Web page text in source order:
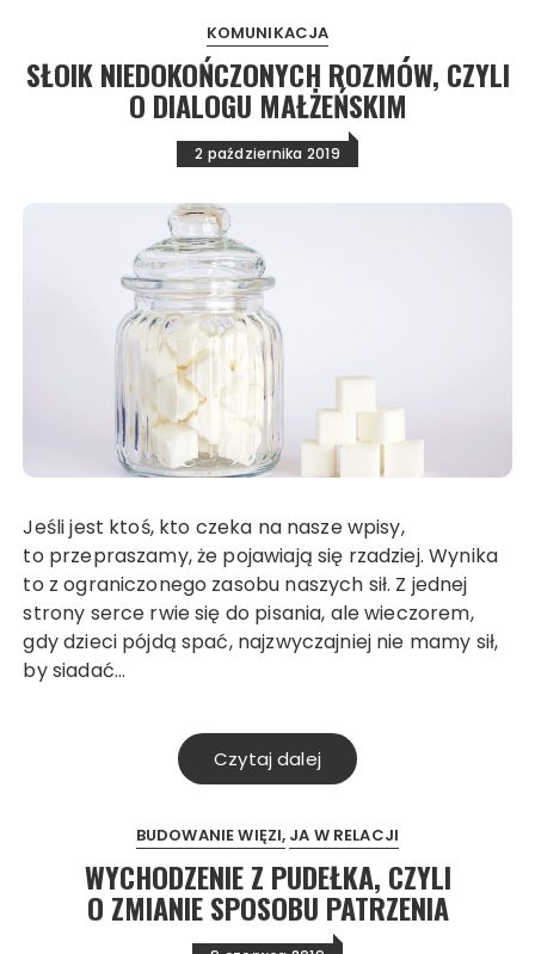
KOMUNIKACJA
SŁOIK NIEDOKOŃCZONYCH ROZMÓW, CZYLI
O DIALOGU MAŁŻEŃSKIM
2 października 2019
Jeśli jest ktoś, kto czeka na nasze wpisy,
to przepraszamy, że pojawiają się rzadziej. Wynika
to z ograniczonego zasobu naszych sił. Z jednej
strony serce rwie się do pisania, ale wieczorem,
gdy dzieci pójdą spać, najzwyczajniej nie mamy sił,
by siadać…
Czytaj dalej
BUDOWANIE WIĘZI JA W RELACJI
WYCHODZENIE Z PUDEŁKA, CZYLI
O ZMIANIE SPOSOBU PATRZENIA